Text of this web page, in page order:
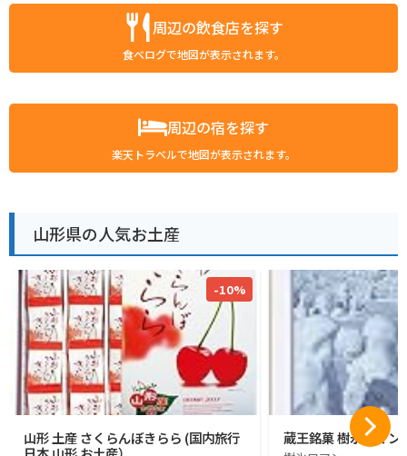
周辺の飲食店を探す
食べログで地図が表示されます。
周辺の宿を探す
楽天トラベルで地図が表示されます。
山形県の人気お土産
-10%
山形 土産 さくらんぼきらら (国内旅行
蔵王銘菓 樹氷ロマン